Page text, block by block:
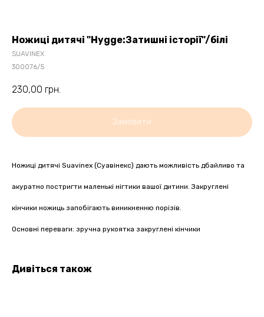
Ножиці дитячі "Hygge:Затишні історії"/білі
SUAVINEX
300076/5
230,00 грн.
Замовити
Ножиці дитячі Suavinex (Суавінекс) дають можливість дбайливо та
акуратно постригти маленькі нігтики вашої дитини. Закруглені
кінчики ножиць запобігають виникненню порізів.
Основні переваги: ​​зручна рукоятка закруглені кінчики
Дивіться також